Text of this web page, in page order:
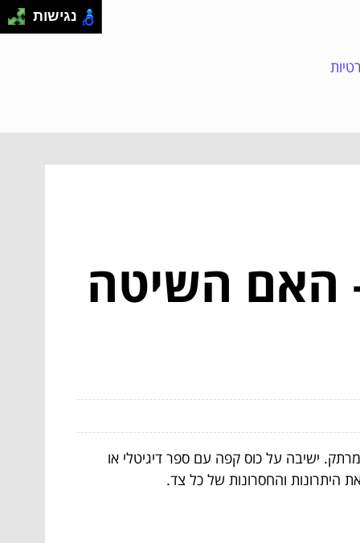
האם השיטה
ישיבה על כוס קפה עם ספר דיגיטלי או
היתרונות והחסרונות של כל צד.
נגישות